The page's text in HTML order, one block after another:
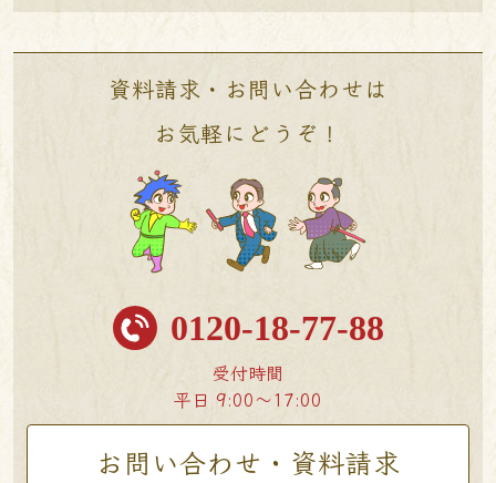
資料請求・お問い合わせは
お気軽にどうぞ！
0120-18-77-88
受付時間
平日 9:00〜17:00
お問い合わせ・資料請求